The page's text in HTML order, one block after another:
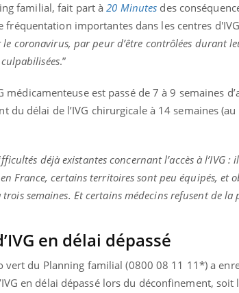
familial, fait part à20 Minutes des
fréquentation importantes dans les centres
coronavirus, par peur d’être contrôlées durant
.”
médicamenteuse est passé de 7 à 9 semaines
délai de l’IVG chirurgicale à 14 semaines
déjà existantes concernant l’accès à l’IVG :
France, certains territoires sont peu équipés, et
semaines. Et certains médecins refusent de la
en délai dépassé
vert du Planning familial (0800 08 11 11*) a
en délai dépassé lors du déconfinement,